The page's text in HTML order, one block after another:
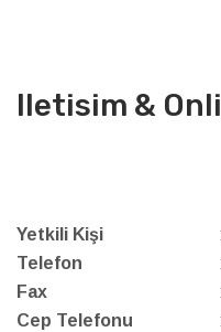
Iletisim &
Yetkili Kişi
Telefon
Fax
Cep Telefonu